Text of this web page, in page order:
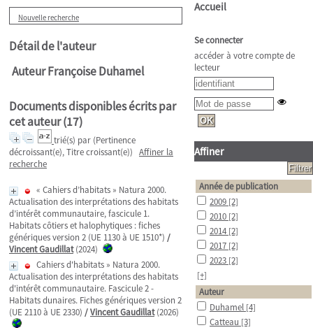
Nouvelle recherche
Détail de l'auteur
Auteur Françoise Duhamel
Documents disponibles écrits par
cet auteur (17)
trié(s) par (Pertinence
décroissant(e), Titre croissant(e)) Affiner la
recherche
« Cahiers d’habitats » Natura 2000.
Actualisation des interprétations des habitats
d’intérêt communautaire, fascicule 1.
Habitats côtiers et halophytiques : fiches
génériques version 2 (UE 1130 à UE 1510*) /
Vincent Gaudillat(2024)
Cahiers d'habitats » Natura 2000.
Actualisation des interprétations des habitats
d'intérêt communautaire. Fascicule 2 -
Habitats dunaires. Fiches génériques version 2
(UE 2110 à UE 2330) /Vincent Gaudillat(2026)
Accueil
Se connecter
accéder à votre compte de
lecteur
Affiner
Année de publication
2009 [2]
2010 [2]
2014 [2]
2017 [2]
2023 [2]
[+]
Auteur
Duhamel [4]
Catteau [3]